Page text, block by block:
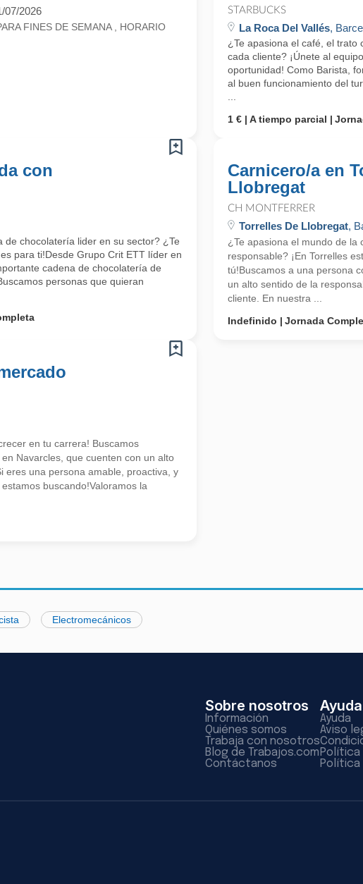
07/2026
FINES DE SEMANA , HORARIO
STARBUCKS
La Roca Del Vallés,
¿Te apasiona el café, el trato
cada cliente? ¡Únete al
oportunidad! Como Barista,
al buen funcionamiento del
1 €
A tiempo parcial
con
chocolatería lider en su sector? ¿Te
para ti!Desde Grupo Crit ETT líder en
cadena de chocolatería de
personas que quieran
Carnicero/a en
Llobregat
CH MONTFERRER
Torrelles De Llobregat,
¿Te apasiona el mundo de
responsable? ¡En Torrelles
tú!Buscamos a una persona
un alto sentido de la
cliente. En nuestra ...
Indefinido
Jornada
en tu carrera! Buscamos
Navarcles, que cuenten con un alto
eres una persona amable, proactiva, y
buscando!Valoramos la
Electromecánicos
Sobre nosotros
Información
Quiénes somos
Trabaja con nosotros
Blog de Trabajos.com
Contáctanos
Ayuda
Ayuda
Aviso